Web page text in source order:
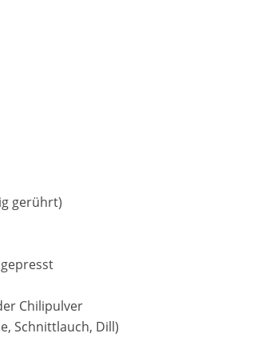
gerührt)
Chilipulver
Schnittlauch, Dill)